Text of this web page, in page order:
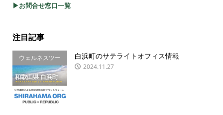
▶お問合せ窓口一覧
注目記事
ウェルネスツー
リズム
白浜町のサテライトオフィス情報
2024.11.27